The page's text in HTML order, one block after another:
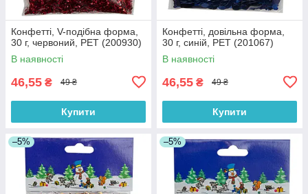
Конфетті, V-подібна форма,
30 г, червоний, PET (200930)
В наявності
46,55 ₴ 49 ₴
Купити
Конфетті, довільна форма,
30 г, синій, PET (201067)
В наявності
46,55 ₴ 49 ₴
Купити
–5% –5%